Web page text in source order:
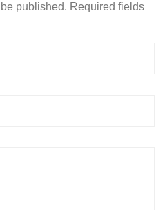
published. Required fields